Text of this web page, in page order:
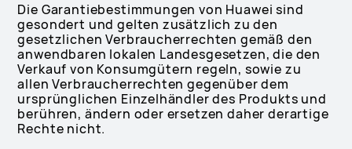
Die Garantiebestimmungen von Huawei sind
gesondert und gelten zusätzlich zu den
gesetzlichen Verbraucherrechten gemäß den
anwendbaren lokalen Landesgesetzen, die den
Verkauf von Konsumgütern regeln, sowie zu
allen Verbraucherrechten gegenüber dem
ursprünglichen Einzelhändler des Produkts und
berühren, ändern oder ersetzen daher derartige
Rechte nicht.